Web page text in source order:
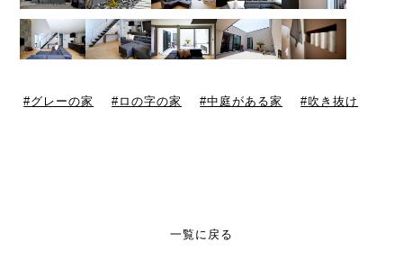
グレーの家 ロの字の家 中庭がある家 吹き抜け
一覧に戻る